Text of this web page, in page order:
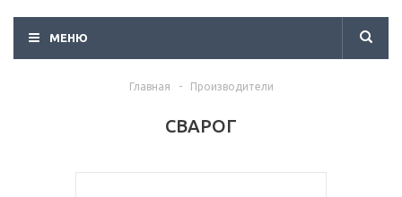
МЕНЮ
Главная - Производители
СВАРОГ